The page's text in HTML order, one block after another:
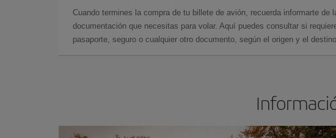
Cuando termines la compra de tu billete de avión, recuerda informarte de
documentación que necesitas para volar. Aquí puedes consultar si
pasaporte, seguro o cualquier otro documento, según el origen y el